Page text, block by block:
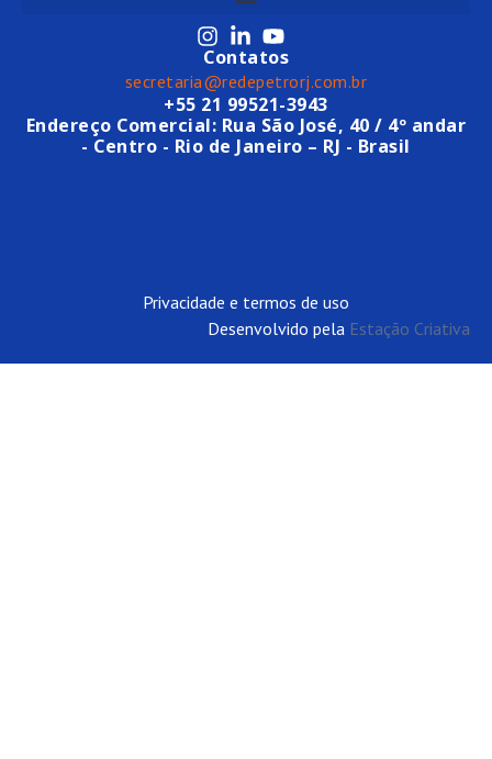
Contatos
secretaria@redepetrorj.com.br
+55 21 99521-3943
Endereço Comercial: Rua São José, 40 / 4º andar
- Centro - Rio de Janeiro – RJ - Brasil
Privacidade e termos de uso
Desenvolvido pela Estação Criativa